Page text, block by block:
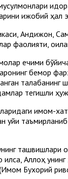
ижобий
Андижон,
фаолияти,
ечими
бемор
тегишли
имом-
уйи
Аллоҳ
Бухорий